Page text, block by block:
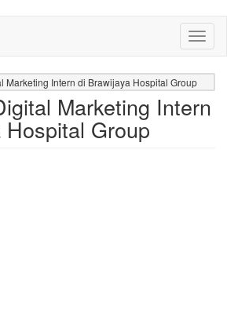
Marketing Intern di Brawijaya Hospital Group
Marketing Intern
Group